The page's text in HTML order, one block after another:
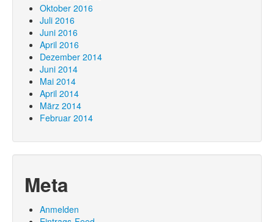
Oktober 2016
Juli 2016
Juni 2016
April 2016
Dezember 2014
Juni 2014
Mai 2014
April 2014
März 2014
Februar 2014
Meta
Anmelden